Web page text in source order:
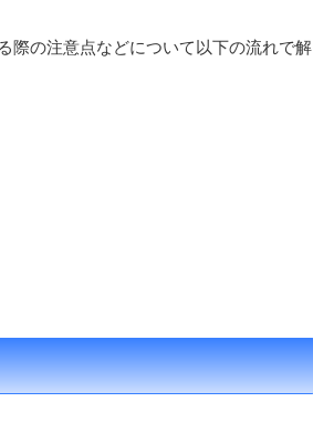
際の注意点などについて以下の流れで解